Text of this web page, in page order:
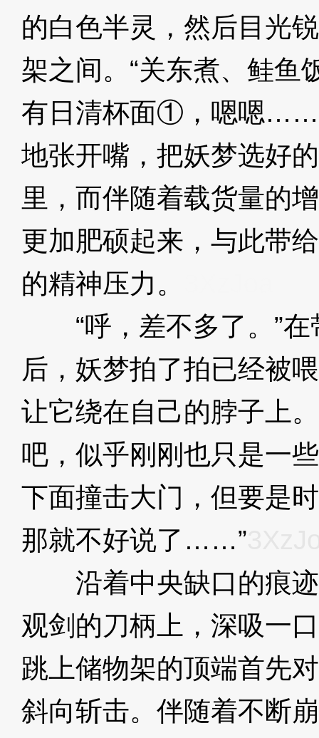
的白色半灵，然后目光
架之间。“关东煮、鲑鱼
有日清杯面①，嗯嗯
地张开嘴，把妖梦选好
里，而伴随着载货量的
更加肥硕起来，与此带
的精神压力。
“呼，差不多了。”在
后，妖梦拍了拍已经被
让它绕在自己的脖子上
吧，似乎刚刚也只是一
下面撞击大门，但要是
那就不好说了……”
沿着中央缺口的痕迹
观剑的刀柄上，深吸一
跳上储物架的顶端首先
斜向斩击。伴随着不断